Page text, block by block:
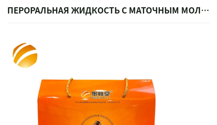
ПЕРОРАЛЬНАЯ ЖИДКОСТЬ С МАТОЧНЫМ МОЛОЧКОМ